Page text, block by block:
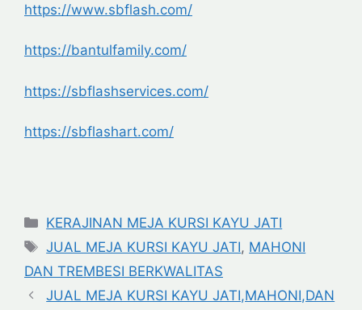
https://www.sbflash.com/
https://bantulfamily.com/
https://sbflashservices.com/
https://sbflashart.com/
Categories
KERAJINAN MEJA KURSI KAYU JATI
Tags
JUAL MEJA KURSI KAYU JATI, MAHONI
DAN TREMBESI BERKWALITAS
JUAL MEJA KURSI KAYU JATI,MAHONI,DAN